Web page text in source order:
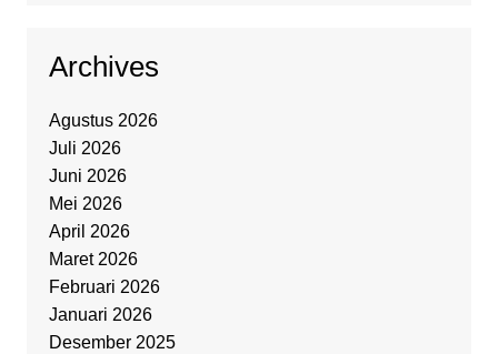
Archives
Agustus 2026
Juli 2026
Juni 2026
Mei 2026
April 2026
Maret 2026
Februari 2026
Januari 2026
Desember 2025